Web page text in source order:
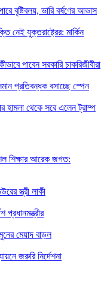
বৃষ্টিবলয়, ভারি বর্ষণের আভাস
নেই যুক্তরাষ্ট্রের: মার্কিন
পাবেন সরকারি চাকরিজীবীরা
প্রতিবন্ধক বসাচ্ছে স্পেন
হামলা থেকে সরে এলেন ট্রাম্প
শিক্ষার আরেক জগত:
স্ত্রী লাকী
মেয়াদ বাড়ল
জরুরি নির্দেশনা